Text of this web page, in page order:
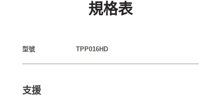
規格表
型號 TPP016HD
支援